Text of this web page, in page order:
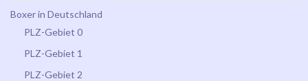
Boxer in Deutschland
PLZ-Gebiet 0
PLZ-Gebiet 1
PLZ-Gebiet 2